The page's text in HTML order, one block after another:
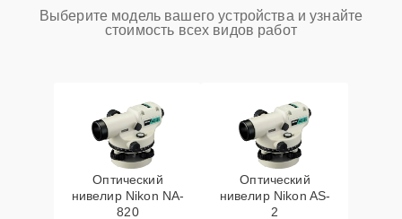
Выберите модель вашего устройства и узнайте
стоимость всех видов работ
Оптический
нивелир Nikon NA-
820
Оптический
нивелир Nikon AS-
2